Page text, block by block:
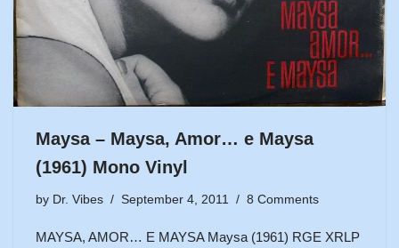
Maysa – Maysa, Amor… e Maysa
(1961) Mono Vinyl
by Dr. Vibes September 4, 2011 8 Comments
MAYSA, AMOR… E MAYSA Maysa (1961) RGE XRLP